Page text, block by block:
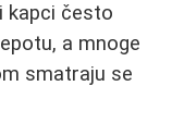
kapci često
a mnoge
smatraju se